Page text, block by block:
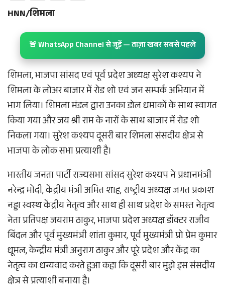
HNN/शिमला
🚨 WhatsApp Channel से जुड़ें — ताज़ा खबर सबसे पहले
शिमला, भाजपा सांसद एवं पूर्व प्रदेश अध्यक्ष सुरेश कश्यप ने
शिमला के लोअर बाजार में रोड शो एवं जन सम्पर्क अभियान में
भाग लिया। शिमला मंडल द्वारा उनका डोल धमाकों के साथ स्वागत
किया गया और जय श्री राम के नारों के साथ बाजार में रोड शो
निकला गया। सुरेश कश्यप दूसरी बार शिमला संसदीय क्षेत्र से
भाजपा के लोक सभा प्रत्याशी है।
भारतीय जनता पार्टी राज्यसभा सांसद सुरेश कश्यप ने प्रधानमंत्री
नरेन्द्र मोदी, केंद्रीय मंत्री अमित शाह, राष्ट्रीय अध्यक्ष जगत प्रकाश
नड्डा स्वस्थ केंद्रीय नेतृत्व और साथ ही साथ प्रदेश के समस्त नेतृत्व
नेता प्रतिपक्ष जयराम ठाकुर, भाजपा प्रदेश अध्यक्ष डॉक्टर राजीव
बिंदल और पूर्व मुख्यमंत्री शांता कुमार, पूर्व मुख्यमंत्री प्रो प्रेम कुमार
धूमल, केन्द्रीय मंत्री अनुराग ठाकुर और पूरे प्रदेश और केंद्र का
नेतृत्व का धन्यवाद करते हुआ कहा कि दूसरी बार मुझे इस संसदीय
क्षेत्र से प्रत्याशी बनाया है।